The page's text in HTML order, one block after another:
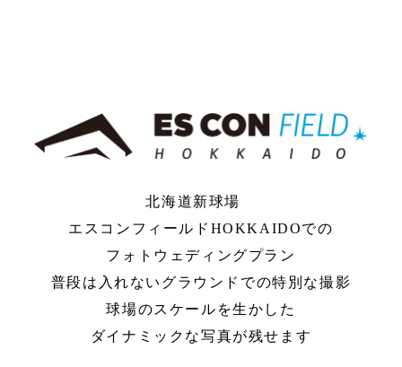
北海道新球場
エスコンフィールドHOKKAIDOでの
フォトウェディングプラン
普段は入れないグラウンドでの特別な撮影
球場のスケールを生かした
ダイナミックな写真が残せます